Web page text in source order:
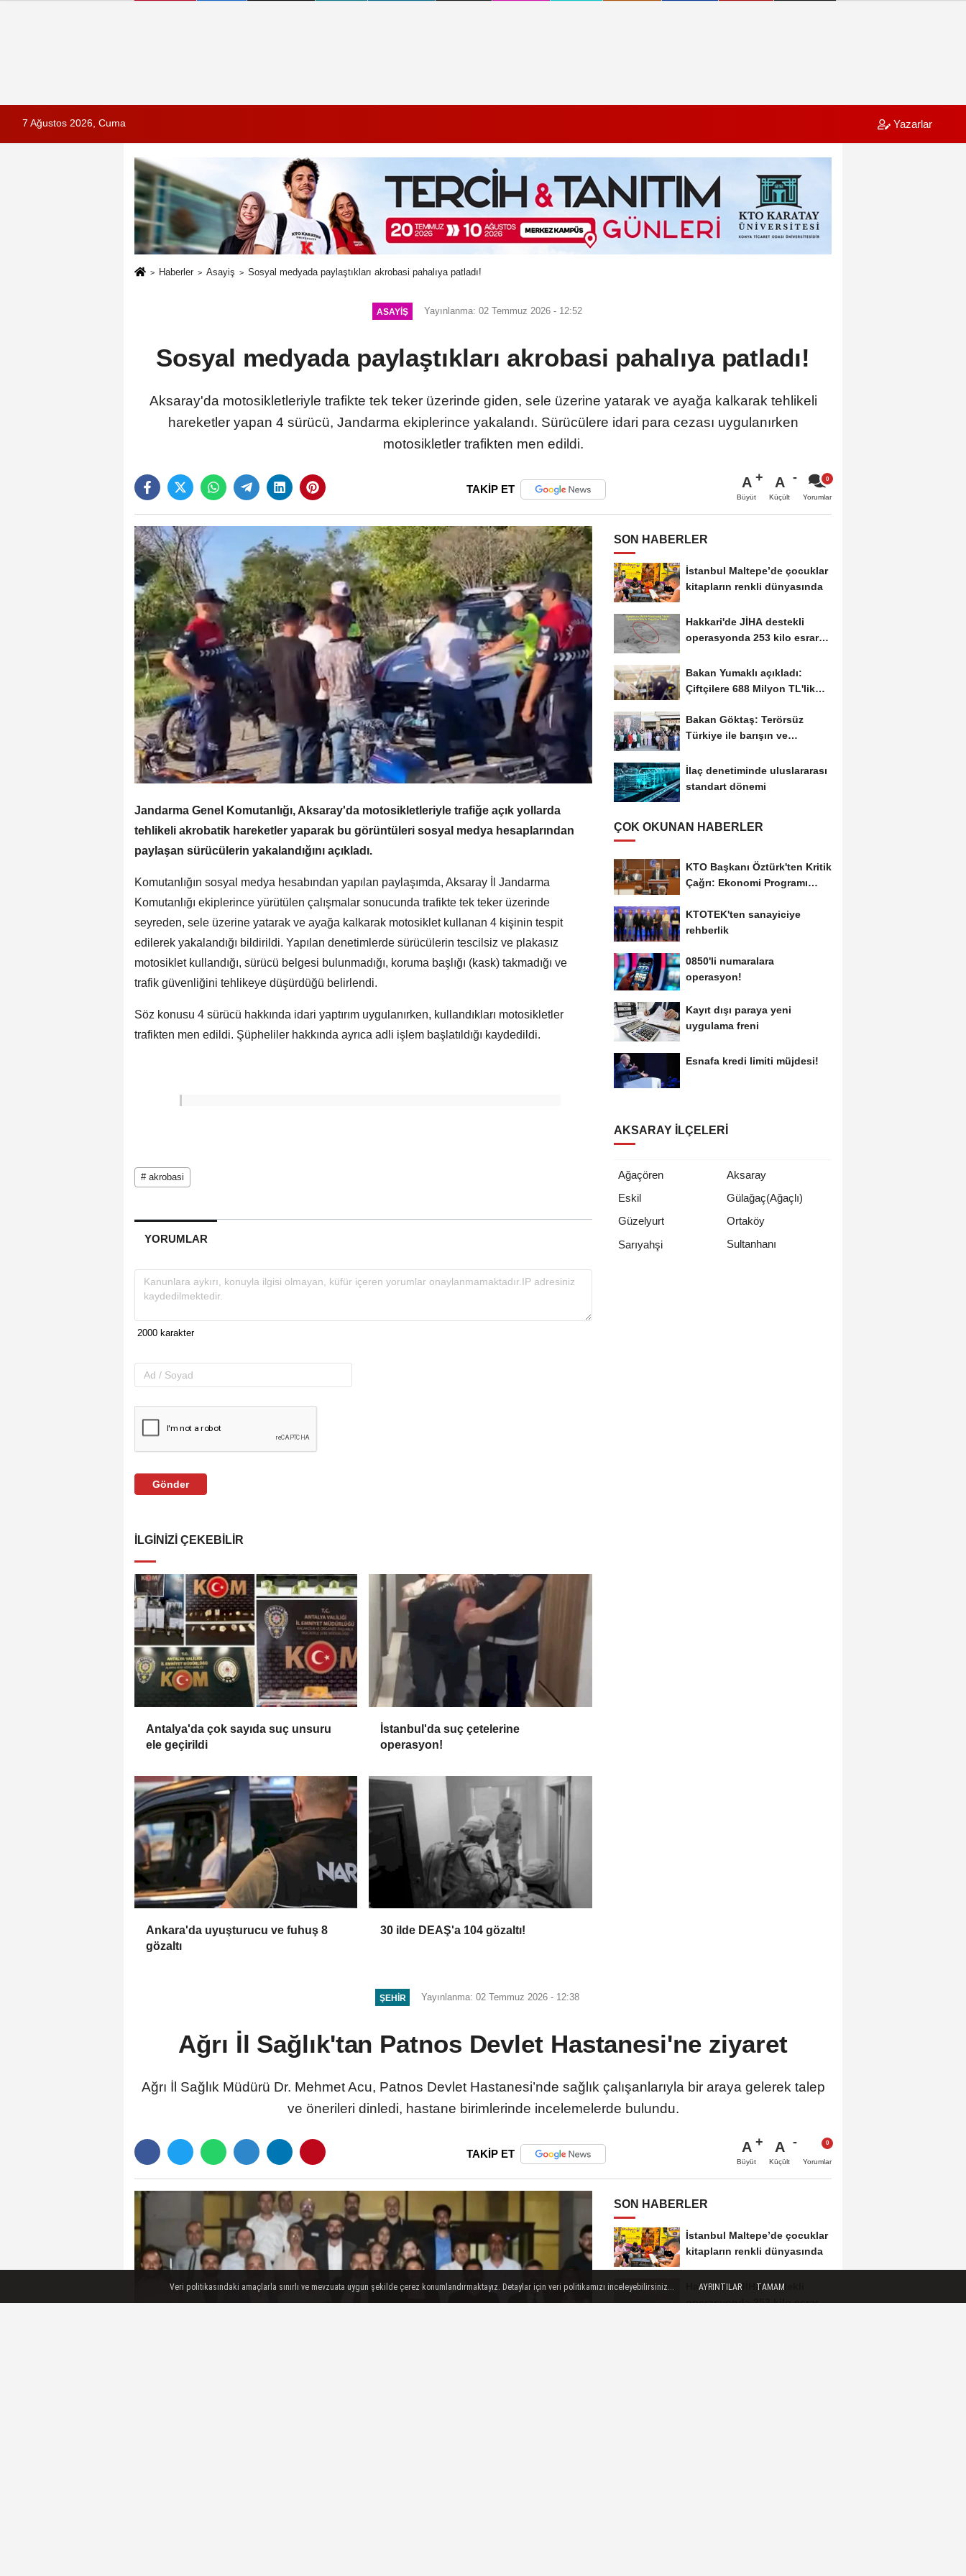
7 Ağustos 2026, Cuma Yazarlar
Haberler Asayiş Sosyal medyada paylaştıkları akrobasi pahalıya patladı!
ASAYIŞ Yayınlanma: 02 Temmuz 2026 - 12:52
Sosyal medyada paylaştıkları akrobasi pahalıya patladı!
Aksaray'da motosikletleriyle trafikte tek teker üzerinde giden, sele üzerine yatarak ve ayağa kalkarak tehlikeli
hareketler yapan 4 sürücü, Jandarma ekiplerince yakalandı. Sürücülere idari para cezası uygulanırken
motosikletler trafikten men edildi.
TAKİP ET A
Büyüt
A
Küçült Yorumlar
Jandarma Genel Komutanlığı, Aksaray'da motosikletleriyle trafiğe açık yollarda
tehlikeli akrobatik hareketler yaparak bu görüntüleri sosyal medya hesaplarından
paylaşan sürücülerin yakalandığını açıkladı.
Komutanlığın sosyal medya hesabından yapılan paylaşımda, Aksaray İl Jandarma
Komutanlığı ekiplerince yürütülen çalışmalar sonucunda trafikte tek teker üzerinde
seyreden, sele üzerine yatarak ve ayağa kalkarak motosiklet kullanan 4 kişinin tespit
edilerek yakalandığı bildirildi. Yapılan denetimlerde sürücülerin tescilsiz ve plakasız
motosiklet kullandığı, sürücü belgesi bulunmadığı, koruma başlığı (kask) takmadığı ve
trafik güvenliğini tehlikeye düşürdüğü belirlendi.
Söz konusu 4 sürücü hakkında idari yaptırım uygulanırken, kullandıkları motosikletler
trafikten men edildi. Şüpheliler hakkında ayrıca adli işlem başlatıldığı kaydedildi.
# akrobasi
YORUMLAR
Gönder
İLGINIZI ÇEKEBILIR
Antalya'da çok sayıda suç unsuru
ele geçirildi
İstanbul'da suç çetelerine
operasyon!
Ankara'da uyuşturucu ve fuhuş 8
gözaltı
30 ilde DEAŞ'a 104 gözaltı!
SON HABERLER
İstanbul Maltepe’de çocuklar
kitapların renkli dünyasında
Hakkari'de JİHA destekli
operasyonda 253 kilo esrar
Bakan Yumaklı açıkladı:
Çiftçilere 688 Milyon TL'lik
Bakan Göktaş: Terörsüz
Türkiye ile barışın ve
İlaç denetiminde uluslararası
standart dönemi
ÇOK OKUNAN HABERLER
KTO Başkanı Öztürk'ten Kritik
Çağrı: Ekonomi Programı
KTOTEK'ten sanayiciye
rehberlik
0850'li numaralara
operasyon!
Kayıt dışı paraya yeni
uygulama freni
Esnafa kredi limiti müjdesi!
AKSARAY İLÇELERI
Ağaçören
Aksaray
Eskil
Gülağaç(Ağaçlı)
Güzelyurt
Ortaköy
Sarıyahşi
Sultanhanı
ŞEHIR Yayınlanma: 02 Temmuz 2026 - 12:38
Ağrı İl Sağlık'tan Patnos Devlet Hastanesi'ne ziyaret
Ağrı İl Sağlık Müdürü Dr. Mehmet Acu, Patnos Devlet Hastanesi’nde sağlık çalışanlarıyla bir araya gelerek talep
ve önerileri dinledi, hastane birimlerinde incelemelerde bulundu.
TAKİP ET A
Büyüt
A
Küçült Yorumlar
SON HABERLER
İstanbul Maltepe’de çocuklar
kitapların renkli dünyasında
Hakkari'de JİHA destekli
operasyonda 253 kilo esrar
Veri politikasındaki amaçlarla sınırlı ve mevzuata uygun şekilde çerez konumlandırmaktayız. Detaylar için veri politikamızı inceleyebilirsiniz... AYRINTILAR TAMAM